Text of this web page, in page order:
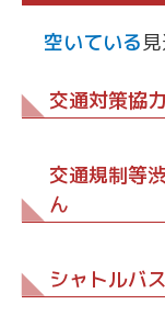
空いている
交通対策協
交通規制等
ん
シャトルバ